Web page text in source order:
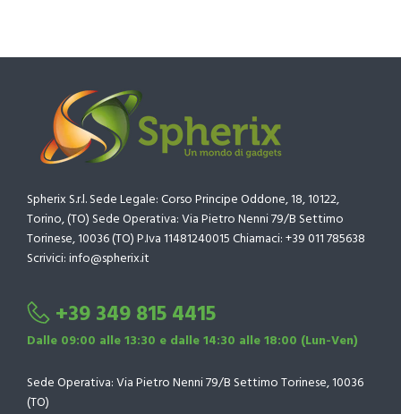
Spherix S.r.l. Sede Legale: Corso Principe Oddone, 18, 10122,
Torino, (TO) Sede Operativa: Via Pietro Nenni 79/B Settimo
Torinese, 10036 (TO) P.Iva 11481240015 Chiamaci: +39 011 785638
Scrivici: info@spherix.it
+39 349 815 4415
Dalle 09:00 alle 13:30 e dalle 14:30 alle 18:00 (Lun-Ven)
Sede Operativa: Via Pietro Nenni 79/B Settimo Torinese, 10036
(TO)